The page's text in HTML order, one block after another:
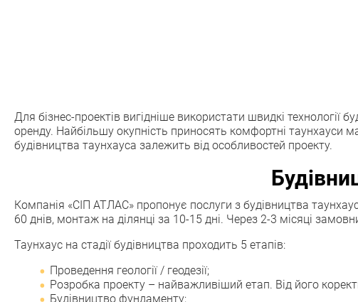
Для бізнес-проектів вигідніше використати швидкі
оренду. Найбільшу окупність приносять комфортні таунхауси
будівництва таунхауса залежить від особливостей проекту.
Компанія «СІП АТЛАС» пропонує послуги з будівництва
60 днів, монтаж на ділянці за 10-15 дні. Через 2-3 місяці
Таунхаус на стадії будівництва проходить 5 етапів:
Проведення геології / геодезії;
Розробка проекту – найважливіший етап. Від його
Будівництво фундаменту;